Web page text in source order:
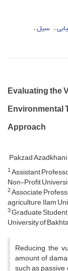
سیل
Evaluating the
Environmental
Approach
Pakzad Azadkhani
1Assistant
Non-Profit
2Associate
agriculture, Ilam
3Graduate
University of
Reducing the
amount of